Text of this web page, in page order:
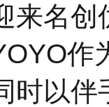
来名创
作
时以伴